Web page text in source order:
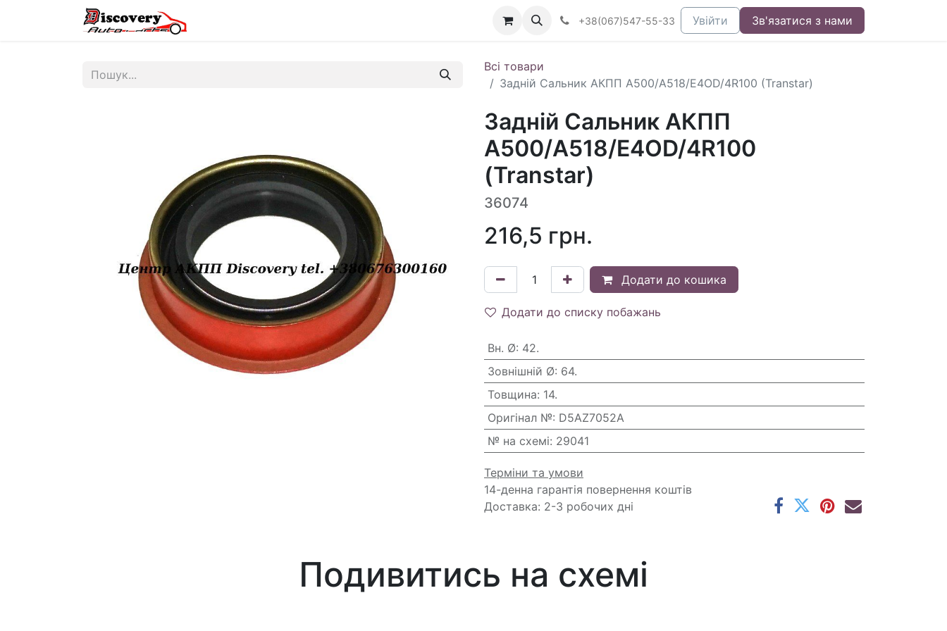
+38(067)547-55-33 Увійти Зв'язатися з нами
Всі товари
Задній Сальник АКПП A500/A518/E4OD/4R100 (Transtar)
Задній Сальник АКПП
A500/A518/E4OD/4R100
(Transtar)
36074
216,5 грн.
Додати до кошика
Додати до списку побажань
Вн. Ø: 42.
Зовнішній Ø: 64.
Товщина: 14.
Оригінал №: D5AZ7052A
№ на схемі: 29041
Терміни та умови
14-денна гарантія повернення коштів
Доставка: 2-3 робочих дні
Подивитись на схемі